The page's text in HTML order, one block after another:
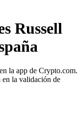
Russell
la app de Crypto.com.
la validación de